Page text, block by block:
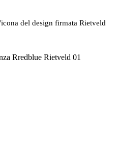
del design firmata Rietveld